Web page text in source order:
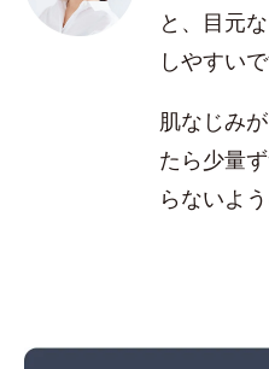
と、目元
しやすいで
肌なじみ
たら少量
らないよ